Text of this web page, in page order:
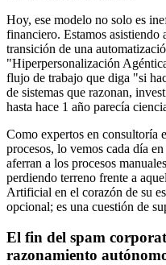
Hoy, ese modelo no solo es
financiero. Estamos asistiendo
transición de una
"Hiperpersonalización
flujo de trabajo que diga "si
de sistemas que razonan,
hasta hace 1 año parecía
Como expertos en consultoría
procesos, lo vemos cada día
aferran a los procesos
perdiendo terreno frente a
Artificial en el corazón de su
opcional; es una cuestión de
El fin del spam
razonamiento